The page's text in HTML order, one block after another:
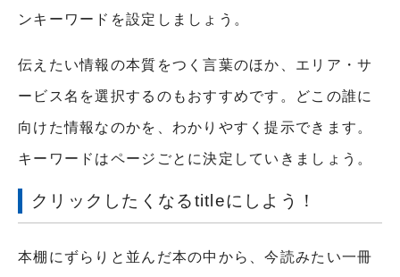
ンキーワードを設定しましょう。
伝えたい情報の本質をつく言葉のほか、エリア・サ
ービス名を選択するのもおすすめです。どこの誰に
向けた情報なのかを、わかりやすく提示できます。
キーワードはページごとに決定していきましょう。
クリックしたくなるtitleにしよう！
本棚にずらりと並んだ本の中から、今読みたい一冊